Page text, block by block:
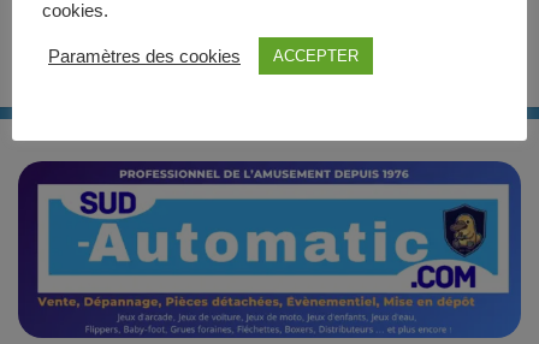
cookies.
Paramètres des cookies ACCEPTER